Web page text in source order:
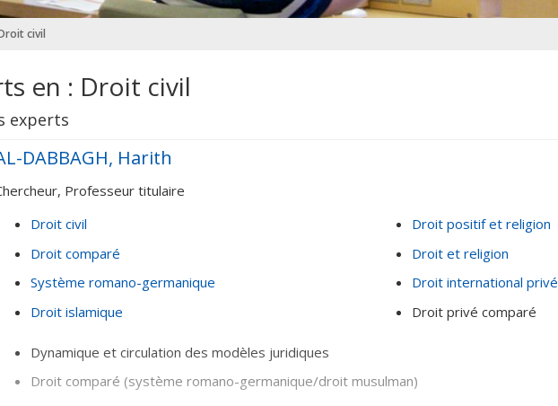
civil
en : Droit civil
experts
DABBAGH, Harith
Professeur titulaire
Droit civil
Droit comparé
Système romano-germanique
Droit islamique
Droit positif et religion
Droit et religion
Droit international privé
Droit privé comparé
Dynamique et circulation des modèles juridiques
Droit comparé (système romano-germanique/droit musulman)